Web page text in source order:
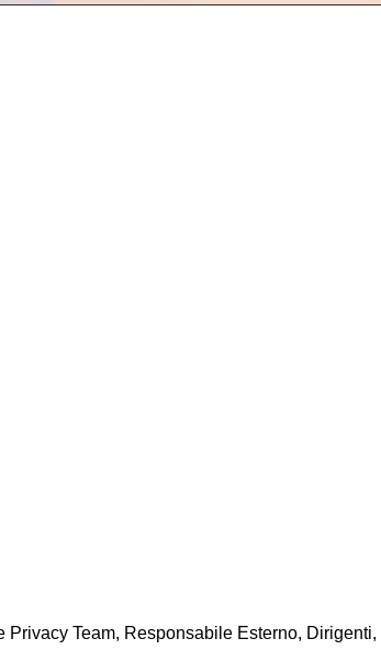
Team, Responsabile Esterno, Dirigenti,